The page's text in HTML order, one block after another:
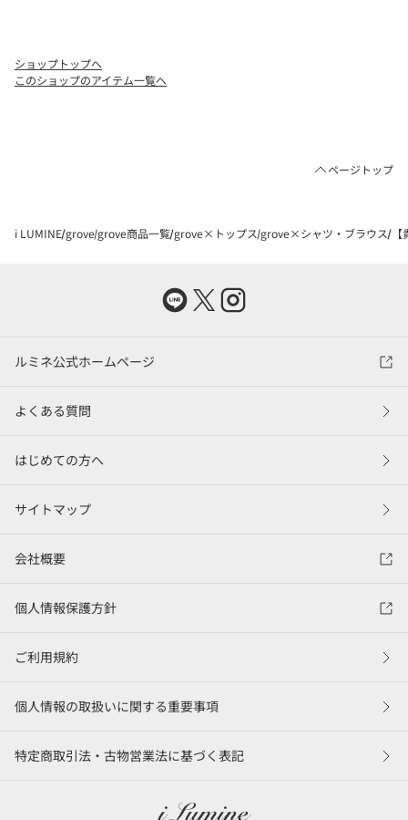
ショップトップへ
このショップのアイテム一覧へ
ページトップ
i LUMINE grove grove商品一覧 grove×トップス grove×シャツ・ブラウス 【
ルミネ公式ホームページ
よくある質問
はじめての方へ
サイトマップ
会社概要
個人情報保護方針
ご利用規約
個人情報の取扱いに関する重要事項
特定商取引法・古物営業法に基づく表記